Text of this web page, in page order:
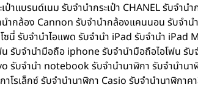
าแบรนด์เนม รับจำนำกระเป๋า CHANEL รับจำนำ
นำกล้อง Cannon รับจำนำกล้องแคนนอน รับจ
นี่ รับจำนำไอแพด รับจำนำ iPad รับจำนำ
รับจำนำมือถือ iphone รับจำนำมือถือไอโฟน รั
บจำนำ notebook รับจำนำนาฬิกา รับจำนำนา
รเล็กซ์ รับจำนำนาฬิกา Casio รับจำนำนาฬิกา